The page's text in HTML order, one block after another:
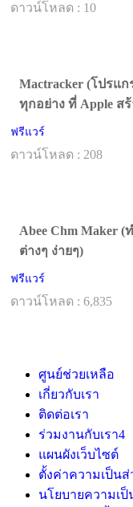
ดาวน์โหลด : 10
Mactracker (โปรแ
ทุกอย่าง ที่ Apple สร้
ฟรีแวร์
ดาวน์โหลด : 208
Abee Chm Maker
ต่างๆ ง่ายๆ)
ฟรีแวร์
ดาวน์โหลด : 6,835
ศูนย์ช่วยเหลือ
เกี่ยวกับเรา
ติดต่อเรา
ร่วมงานกับเรา4
แผนผังเว็บไซต์
ตั้งค่าความเป็นส่
นโยบายความเ